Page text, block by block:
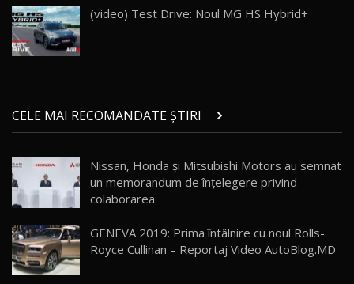
30:08
20
21 29:08
Micul BYD Dolphin Surf / Test Drive
AutoBlog.MD
16:59
23
Noua Mazda 6e / Test Drive AutoBlog.MD
26:59
(video) Test Drive: Noul MG HS Hybrid+
CELE MAI RECOMANDATE ȘTIRI
Nissan, Honda și Mitsubishi Motors au semnat
un memorandum de înțelegere privind
colaborarea
GENEVA 2019: Prima întâlnire cu noul Rolls-
Royce Cullinan – Reportaj Video AutoBlog.MD